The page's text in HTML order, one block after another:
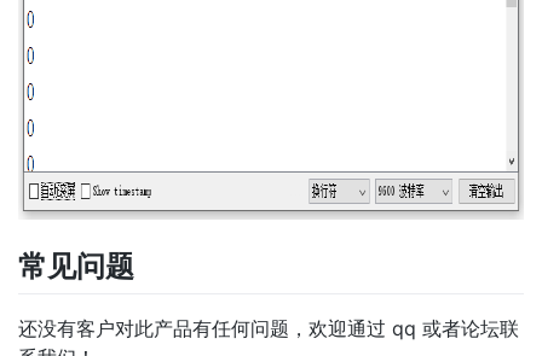
常见问题
还没有客户对此产品有任何问题，欢迎通过 qq 或者论坛联